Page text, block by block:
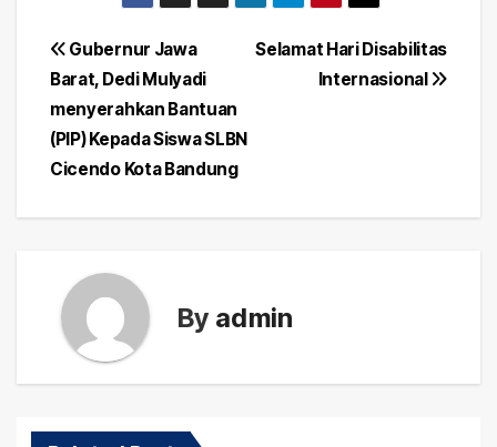
Post
navigation
Selamat Hari Disabilitas
Internasional
Gubernur Jawa
Barat, Dedi Mulyadi
menyerahkan Bantuan
(PIP) Kepada Siswa SLBN
Cicendo Kota Bandung
By admin